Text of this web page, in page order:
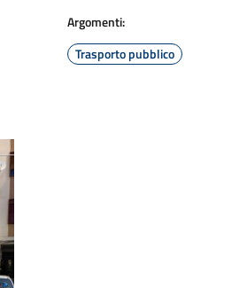
Argomenti:
Trasporto pubblico